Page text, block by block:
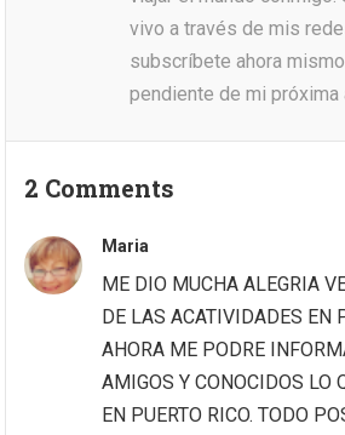
vivo a través de mis
subscríbete ahora
pendiente de mi próxima
2 Comments
Maria
ME DIO MUCHA ALEGRIA
DE LAS ACATIVIDADES EN
AHORA ME PODRE
AMIGOS Y CONOCIDOS LO
EN PUERTO RICO. TODO